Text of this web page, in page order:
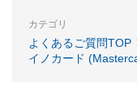
カテゴリ
よくあるご質問TOP
イノカード